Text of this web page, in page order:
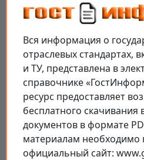
Вся информация о
отраслевых стандартах,
и ТУ, представлена в
справочнике
ресурс предоставляет
бесплатного скачивания
документов в формате
материалам необходимо
официальный сайт: